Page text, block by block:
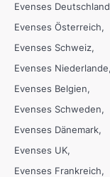
Evenses Deutschland
Evenses Österreich
Evenses Schweiz
Evenses Niederlande
Evenses Belgien
Evenses Schweden
Evenses Dänemark
Evenses UK
Evenses Frankreich